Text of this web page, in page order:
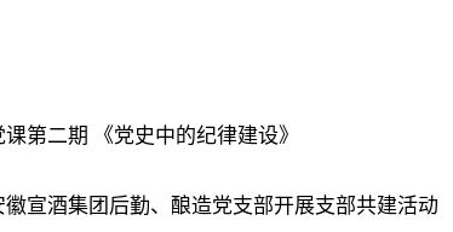
第二期 《党史中的纪律建设》
宣酒集团后勤、酿造党支部开展支部共建活动